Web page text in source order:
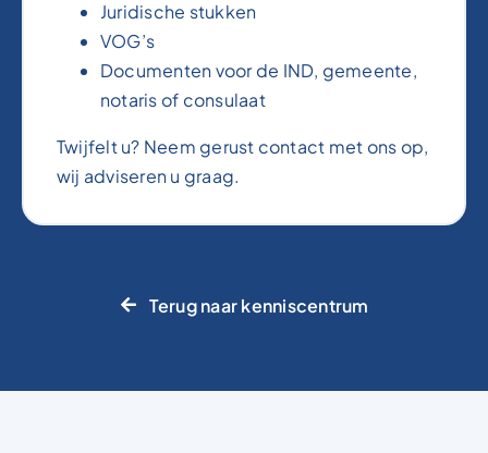
Juridische stukken
VOG’s
Documenten voor de IND, gemeente,
notaris of consulaat
Twijfelt u? Neem gerust contact met ons op,
wij adviseren u graag.
Terug naar kenniscentrum